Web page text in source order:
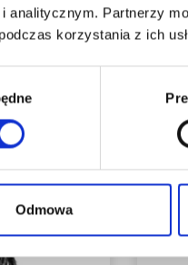
analitycznym. Partnerzy
korzystania z ich
Odmowa
14%